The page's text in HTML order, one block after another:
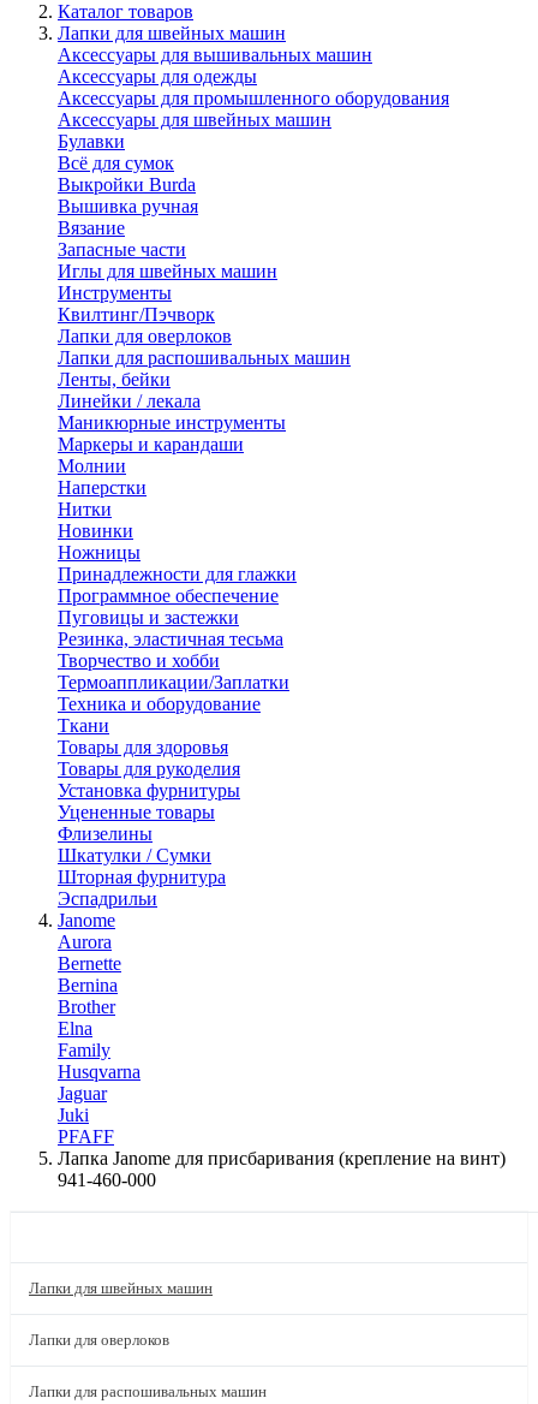
Каталог товаров
Лапки для швейных машин
Аксессуары для вышивальных машин
Аксессуары для одежды
Аксессуары для промышленного оборудования
Аксессуары для швейных машин
Булавки
Всё для сумок
Выкройки Burda
Вышивка ручная
Вязание
Запасные части
Иглы для швейных машин
Инструменты
Квилтинг/Пэчворк
Лапки для оверлоков
Лапки для распошивальных машин
Ленты, бейки
Линейки / лекала
Маникюрные инструменты
Маркеры и карандаши
Молнии
Наперстки
Нитки
Новинки
Ножницы
Принадлежности для глажки
Программное обеспечение
Пуговицы и застежки
Резинка, эластичная тесьма
Творчество и хобби
Термоаппликации/Заплатки
Техника и оборудование
Ткани
Товары для здоровья
Товары для рукоделия
Установка фурнитуры
Уцененные товары
Флизелины
Шкатулки / Сумки
Шторная фурнитура
Эспадрильи
Janome
Aurora
Bernette
Bernina
Brother
Elna
Family
Husqvarna
Jaguar
Juki
PFAFF
Лапка Janome для присбаривания (крепление на винт)
941-460-000
Лапки для швейных машин
Лапки для оверлоков
Лапки для распошивальных машин